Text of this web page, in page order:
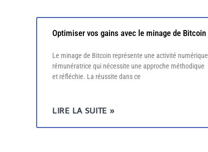
Optimiser vos gains avec le minage de Bitcoin
Le minage de Bitcoin représente une activité numérique
rémunératrice qui nécessite une approche méthodique
et réfléchie. La réussite dans ce
LIRE LA SUITE »